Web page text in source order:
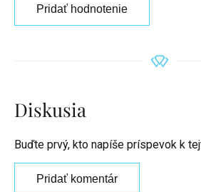
Pridať hodnotenie
Diskusia
Buďte prvý, kto napíše príspevok k
Pridať komentár